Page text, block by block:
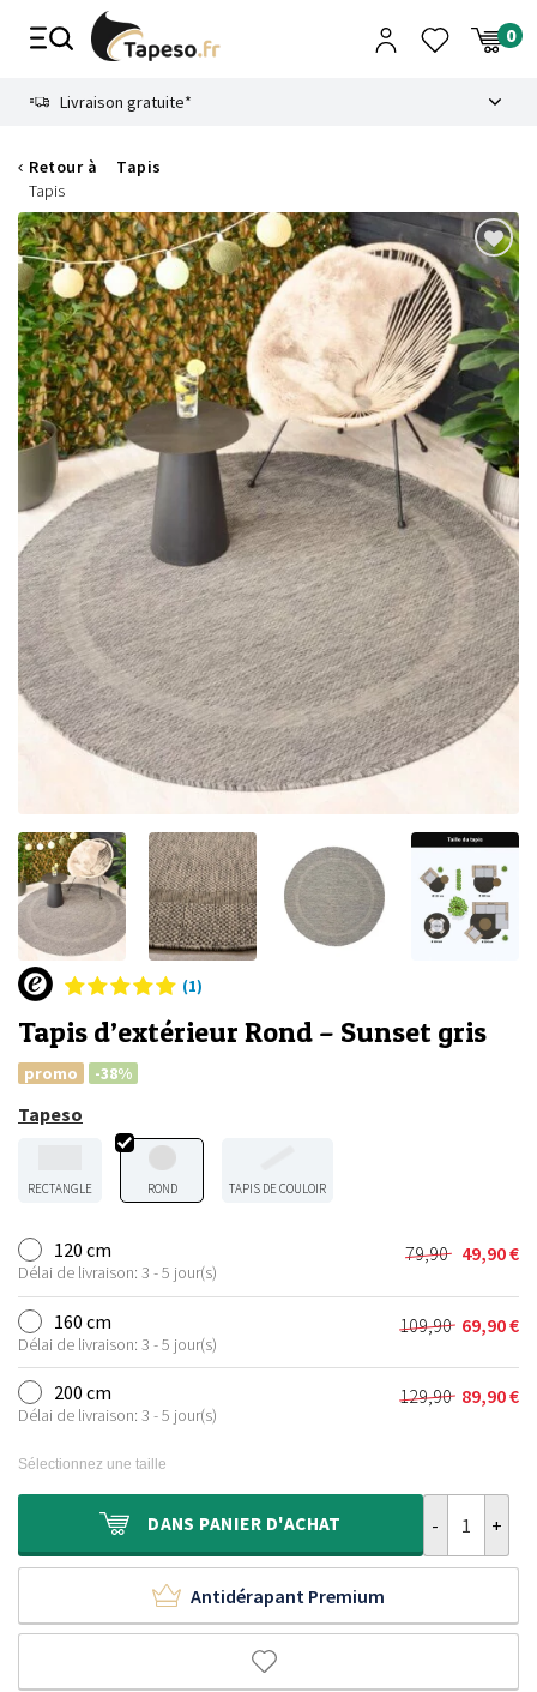
Livraison gratuite*
Retour à
Tapis
Tapis
(1)
Tapis d’extérieur Rond – Sunset gris
promo -38%
Tapeso
RECTANGLE ROND TAPIS DE COULOIR
120 cm
Délai de livraison: 3 - 5 jour(s)
79,90
Le
prix
initial
était :
79,90 €.
49,90€
Le
prix
actuel
est :
49,90 €.
160 cm
Délai de livraison: 3 - 5 jour(s)
109,90
Le
prix
initial
était :
69,90€
Le
prix
actuel
est :
200 cm
Délai de livraison: 3 - 5 jour(s)
129,90
Le
129,90 €.
89,90€
Le
89,90 €.
Sélectionnez une taille
DANS PANIER D'ACHAT
Antidérapant Premium